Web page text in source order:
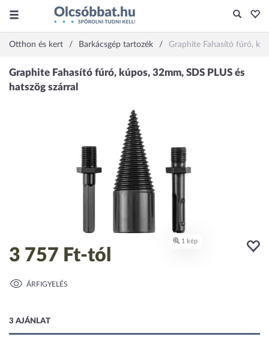
Otthon és kert Barkácsgép tartozék Graphite Fahasító fúró,
3 757 Ft-tól
ÁRFIGYELÉS
3 AJÁNLAT